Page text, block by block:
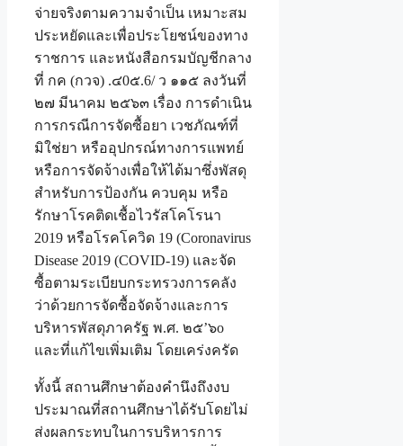
จ่ายจริงตามความจำเป็น เหมาะสม
ประหยัดและเพื่อประโยชน์ของทาง
ราชการ และหนังสือกรมบัญชีกลาง
ที่ กค (กวจ) .๔0๕.6/ ว ๑๑๕ ลงวันที่
๒๗ มีนาคม ๒๕๖๓ เรื่อง การดำเนิน
การกรณีการจัดซื้อยา เวชภัณฑ์ที่
มิใช่ยา หรืออุปกรณ์ทางการแพทย์
หรือการจัดจ้างเพื่อให้ได้มาซึ่งพัสดุ
สำหรับการป้องกัน ควบคุม หรือ
รักษาโรคติดเชื้อไวรัสโคโรนา
2019 หรือโรคโควิด 19 (Coronavirus
Disease 2019 (COVID-19) และจัด
ซื้อตามระเบียบกระทรวงการคลัง
ว่าด้วยการจัดซื้อจัดจ้างและการ
บริหารพัสดุภาครัฐ พ.ศ. ๒๕’๖o
และที่แก้ไขเพิ่มเติม โดยเคร่งครัด
ทั้งนี้ สถานศึกษาต้องคำนึงถึงงบ
ประมาณที่สถานศึกษาได้รับโดยไม่
ส่งผลกระทบในการบริหารการ